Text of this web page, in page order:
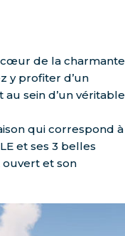
cœur de la charmante
y profiter d’un
sein d’un véritable
qui correspond à
et ses3 belles
ouvert et son